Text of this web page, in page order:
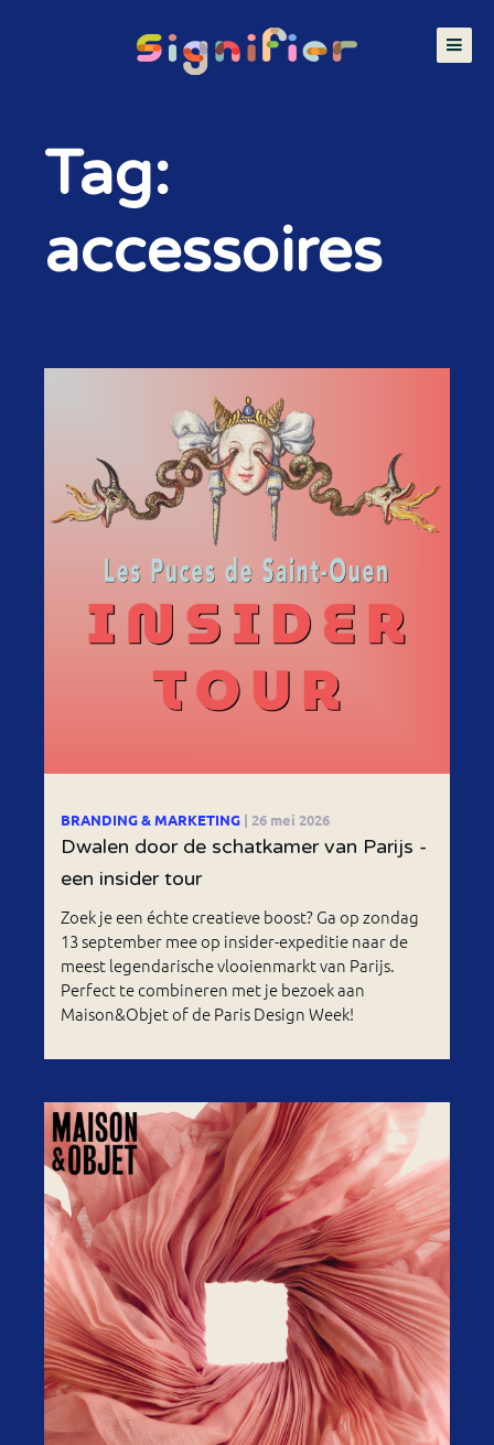
Tag:
accessoires
BRANDING & MARKETING | 26 mei 2026
Dwalen door de schatkamer van Parijs -
een insider tour
Zoek je een échte creatieve boost? Ga op zondag
13 september mee op insider-expeditie naar de
meest legendarische vlooienmarkt van Parijs.
Perfect te combineren met je bezoek aan
Maison&Objet of de Paris Design Week!